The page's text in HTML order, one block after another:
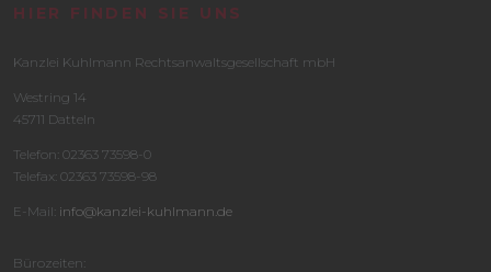
HIER FINDEN SIE UNS
Kanzlei Kuhlmann Rechtsanwaltsgesellschaft mbH
Westring 14
45711 Datteln
Telefon: 02363 73598-0
Telefax: 02363 73598-98
E-Mail: info@kanzlei-kuhlmann.de
Bürozeiten: